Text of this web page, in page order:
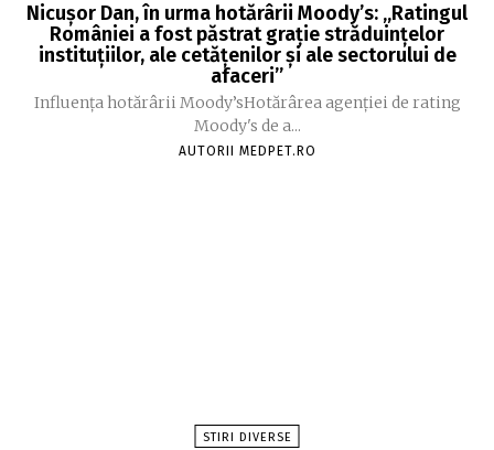
Nicușor Dan, în urma hotărârii Moody’s: „Ratingul
României a fost păstrat grație străduințelor
instituțiilor, ale cetățenilor și ale sectorului de
afaceri”
Influența hotărârii Moody’sHotărârea agenției de rating
Moody's de a...
AUTORII MEDPET.RO
STIRI DIVERSE